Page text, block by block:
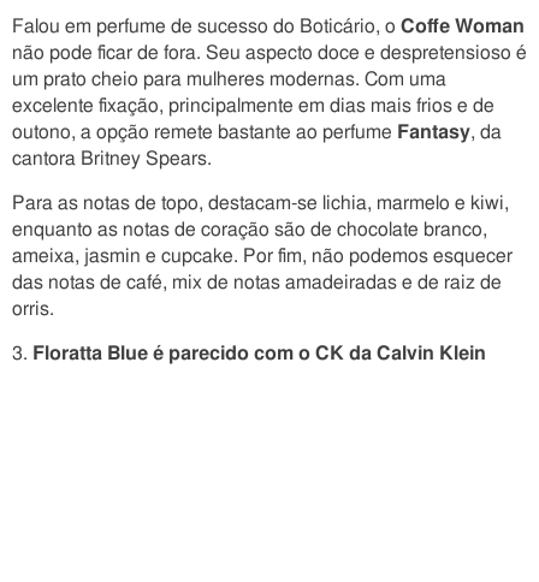
Falou em perfume de sucesso do Boticário, o Coffe Woman
não pode ficar de fora. Seu aspecto doce e despretensioso é
um prato cheio para mulheres modernas. Com uma
excelente fixação, principalmente em dias mais frios e de
outono, a opção remete bastante ao perfume Fantasy, da
cantora Britney Spears.
Para as notas de topo, destacam-se lichia, marmelo e kiwi,
enquanto as notas de coração são de chocolate branco,
ameixa, jasmin e cupcake. Por fim, não podemos esquecer
das notas de café, mix de notas amadeiradas e de raiz de
orris.
3. Floratta Blue é parecido com o CK da Calvin Klein